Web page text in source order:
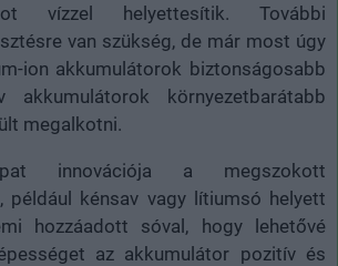
vízzel helyettesítik. További
van szükség, de már most úgy
ion akkumulátorok biztonságosabb
környezetbarátabb
megalkotni.
innovációja a megszokott
például kénsav vagy lítiumsó helyett
hozzáadott sóval, hogy lehetővé
az akkumulátor pozitív és